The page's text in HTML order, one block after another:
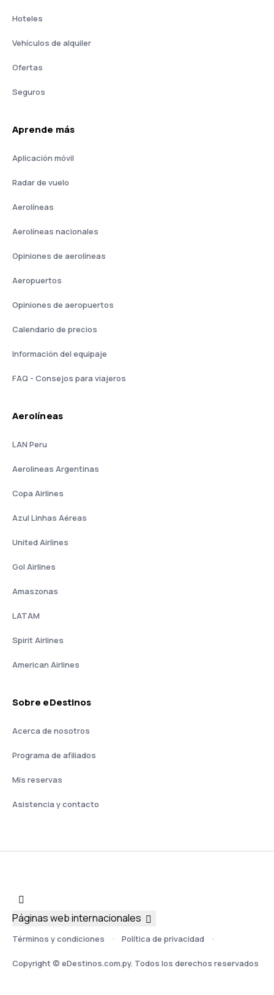
Hoteles
Vehículos de alquiler
Ofertas
Seguros
Aprende más
Aplicación móvil
Radar de vuelo
Aerolíneas
Aerolíneas nacionales
Opiniones de aerolíneas
Aeropuertos
Opiniones de aeropuertos
Calendario de precios
Información del equipaje
FAQ - Consejos para viajeros
Aerolíneas
LAN Peru
Aerolineas Argentinas
Copa Airlines
Azul Linhas Aéreas
United Airlines
Gol Airlines
Amaszonas
LATAM
Spirit Airlines
American Airlines
Sobre eDestinos
Acerca de nosotros
Programa de afiliados
Mis reservas
Asistencia y contacto
Términos y condiciones Política de privacidad
Copyright © eDestinos.com.py. Todos los derechos reservados
Páginas web internacionales